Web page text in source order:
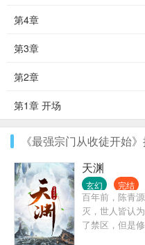
第4章
第3章
第2章
第1章 开场
《最强宗门从收徒开始
天渊
玄幻 完结
百年前，陈青
灭，世人皆认
了禁区，但是